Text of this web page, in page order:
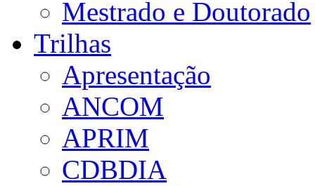
Mestrado e Doutorado
Trilhas
Apresentação
ANCOM
APRIM
CDBDIA